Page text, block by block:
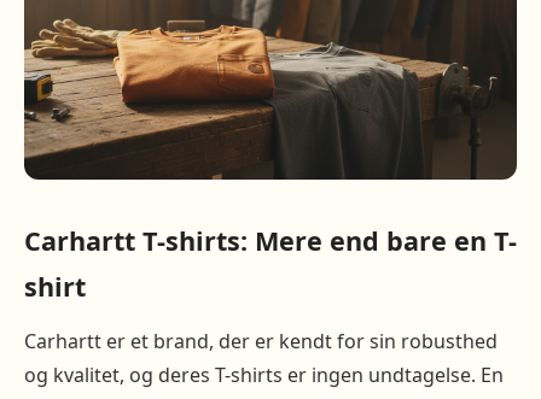
Carhartt T-shirts: Mere end bare en T-
shirt
Carhartt er et brand, der er kendt for sin robusthed
og kvalitet, og deres T-shirts er ingen undtagelse. En